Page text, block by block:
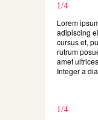
1/4
Lorem
adipiscing
cursus et,
rutrum
amet
Integer a
1/4